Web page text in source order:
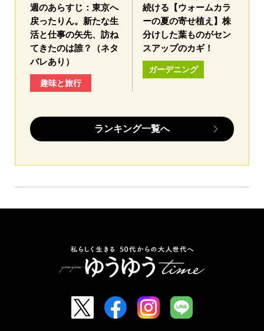
週のあらすじ：東京へ
戻ったりん。新たな生
活と仕事の矢先、訪ね
てきたのは誰？（ネタ
バレあり）
趣味と旅行
続ける【ウォームカラ
ーの夏の寄せ植え】株
分けした葉ものがセン
スアップのカギ！
ガーデニング
ランキング一覧へ